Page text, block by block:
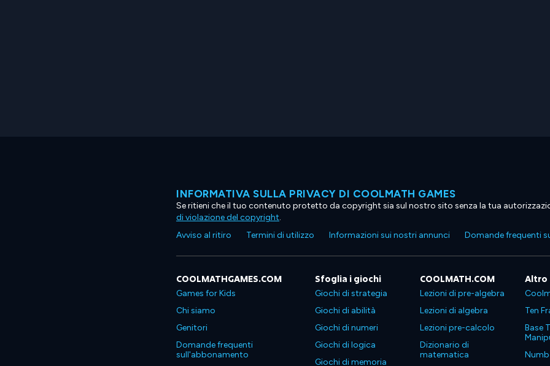
INFORMATIVA SULLA PRIVACY DI COOLMATH GAMES
Se ritieni che il tuo contenuto protetto da copyright sia sul nostro sito senza la tua
di violazione del copyright.
Avviso al ritiro
Termini di utilizzo Informazioni sui nostri annunci Domande frequenti
COOLMATHGAMES.COM
Games for Kids
Chi siamo
Genitori
Domande frequenti
sull'abbonamento
Sfoglia i giochi
Giochi di strategia
Giochi di abilità
Giochi di numeri
Giochi di logica
Giochi di memoria
COOLMATH.COM
Lezioni di pre-algebra
Lezioni di algebra
Lezioni pre-calcolo
Dizionario di
matematica
Altro
Ten
Base